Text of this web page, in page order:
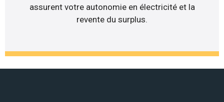
assurent votre autonomie en électricité et la
revente du surplus.